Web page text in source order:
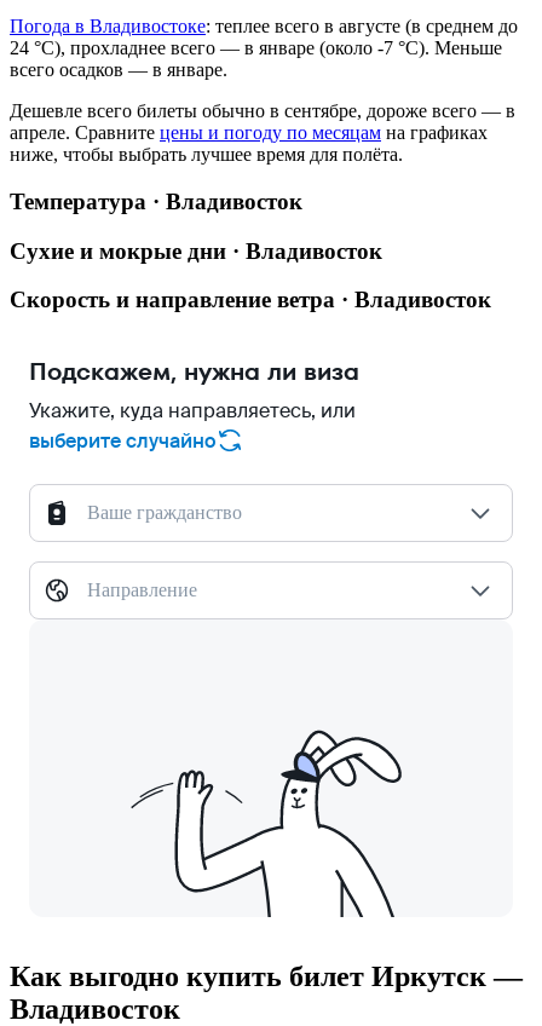
Погода в Владивостоке: теплее всего в августе (в среднем до
24 °C), прохладнее всего — в январе (около -7 °C). Меньше
всего осадков — в январе.
Дешевле всего билеты обычно в сентябре, дороже всего — в
апреле. Сравните цены и погоду по месяцам на графиках
ниже, чтобы выбрать лучшее время для полёта.
Температура · Владивосток
Сухие и мокрые дни · Владивосток
Скорость и направление ветра · Владивосток
Подскажем, нужна ли виза
Укажите, куда направляетесь, или
выберите случайно
Ваше гражданство
Направление
Как выгодно купить билет Иркутск —
Владивосток